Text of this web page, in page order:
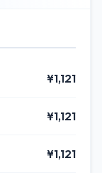
¥1,121
¥1,121
¥1,121